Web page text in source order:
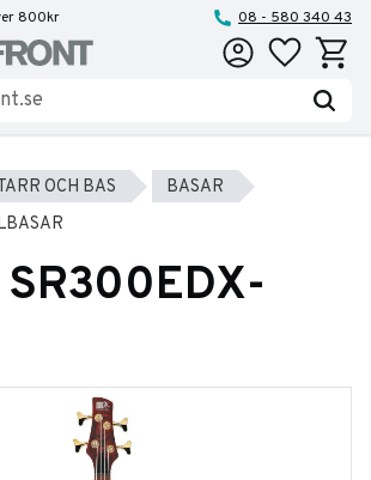
800kr 08 - 580 340 43
Favoriter
OCH BAS
BASAR